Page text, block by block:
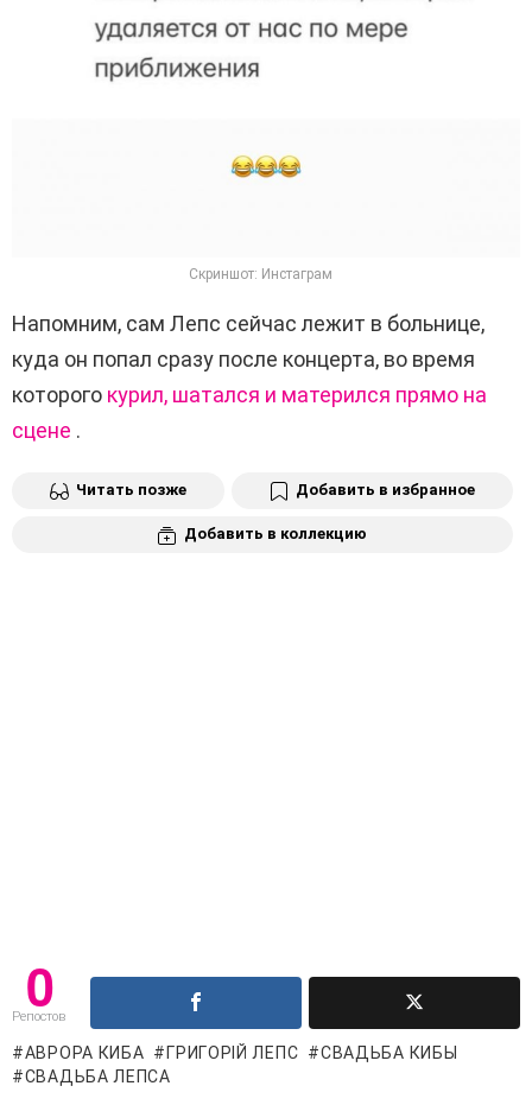
Скриншот: Инстаграм
Напомним, сам Лепс сейчас лежит в больнице,
куда он попал сразу после концерта, во время
которого курил, шатался и матерился прямо на
сцене .
Читать позже Добавить в избранное
Добавить в коллекцию
0
Репостов
АВРОРА КИБА ГРИГОРІЙ ЛЕПС
СВАДЬБА КИБЫ
СВАДЬБА ЛЕПСА